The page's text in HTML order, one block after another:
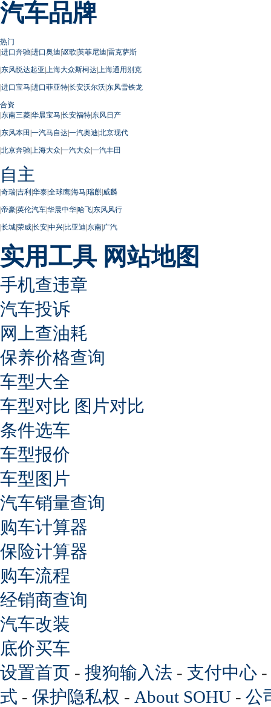
汽车品牌
热门
|进口奔驰|进口奥迪|讴歌|英菲尼迪|雷克萨斯
|东风悦达起亚| 上海大众斯柯达| 上海通用别克
|进口宝马|进口菲亚特|长安沃尔沃|东风雪铁龙
合资
|东南三菱|华晨宝马|长安福特|东风日产
|东风本田 |一汽马自达|一汽奥迪|北京现代
|北京奔驰| 上海大众|一汽大众|一汽丰田
自主
|奇瑞|吉利|华泰|全球鹰|海马|瑞麒|威麟
|帝豪|英伦汽车|华晨中华|哈飞|东风风行
|长城|荣威|长安|中兴|比亚迪|东南|广汽
实用工具 网站地图
手机查违章
汽车投诉
网上查油耗
保养价格查询
车型大全
车型对比 图片对比
条件选车
车型报价
车型图片
汽车销量查询
购车计算器
保险计算器
购车流程
经销商查询
汽车改装
底价买车
设置首页 - 搜狗输入法 - 支付中心 -
式 - 保护隐私权 - About SOHU - 公